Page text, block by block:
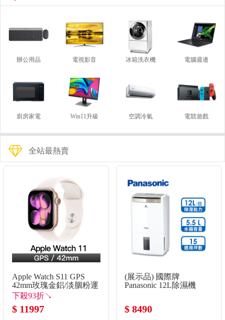
辦公用品 電視影音 冰箱洗衣機 電腦週邊
廚房家電 Win11升級 空調冷氣 電競遊戲
全站最熱賣
Apple Watch S11 GPS
42mm玫瑰金鋁/淡胭粉運
動錶帶-SM
下殺93折↘
$ 11997
(展示品) 國際牌
Panasonic 12L除濕機
$ 8490